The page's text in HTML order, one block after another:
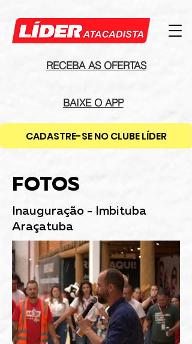
RECEBA AS OFERTAS
BAIXE O APP
CADASTRE-SE NO CLUBE LÍDER
FOTOS
Inauguração - Imbituba
Araçatuba